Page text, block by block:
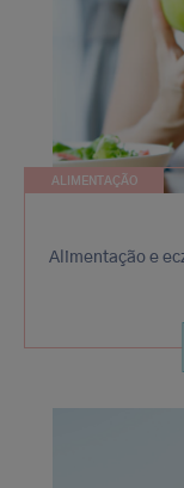
ALIMENTAÇÃO
Alimentação e